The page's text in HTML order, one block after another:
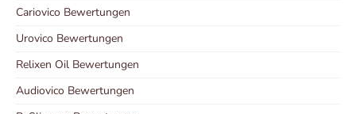
Cariovico Bewertungen
Urovico Bewertungen
Relixen Oil Bewertungen
Audiovico Bewertungen